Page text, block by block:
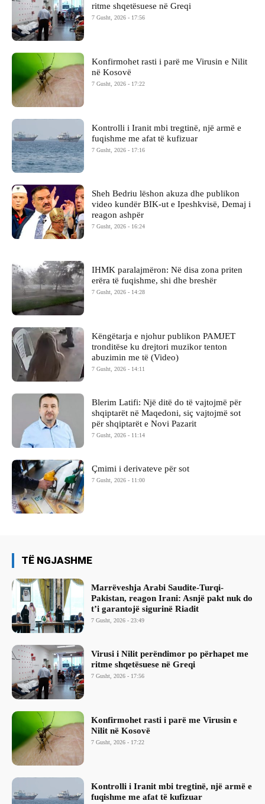
ritme shqetësuese në Greqi
7 Gusht, 2026 - 17:56
Konfirmohet rasti i parë me Virusin e Nilit
në Kosovë
7 Gusht, 2026 - 17:22
Kontrolli i Iranit mbi tregtinë, një armë e
fuqishme me afat të kufizuar
7 Gusht, 2026 - 17:16
Sheh Bedriu lëshon akuza dhe publikon
video kundër BIK-ut e Ipeshkvisë, Demaj i
reagon ashpër
7 Gusht, 2026 - 16:24
IHMK paralajmëron: Në disa zona priten
erëra të fuqishme, shi dhe breshër
7 Gusht, 2026 - 14:28
Këngëtarja e njohur publikon PAMJET
tronditëse ku drejtori muzikor tenton
abuzimin me të (Video)
7 Gusht, 2026 - 14:11
Blerim Latifi: Një ditë do të vajtojmë për
shqiptarët në Maqedoni, siç vajtojmë sot
për shqiptarët e Novi Pazarit
7 Gusht, 2026 - 11:14
Çmimi i derivateve për sot
7 Gusht, 2026 - 11:00
TË NGJASHME
Marrëveshja Arabi Saudite-Turqi-
Pakistan, reagon Irani: Asnjë pakt nuk do
t’i garantojë sigurinë Riadit
7 Gusht, 2026 - 23:49
Virusi i Nilit perëndimor po përhapet me
ritme shqetësuese në Greqi
7 Gusht, 2026 - 17:56
Konfirmohet rasti i parë me Virusin e
Nilit në Kosovë
7 Gusht, 2026 - 17:22
Kontrolli i Iranit mbi tregtinë, një armë e
fuqishme me afat të kufizuar